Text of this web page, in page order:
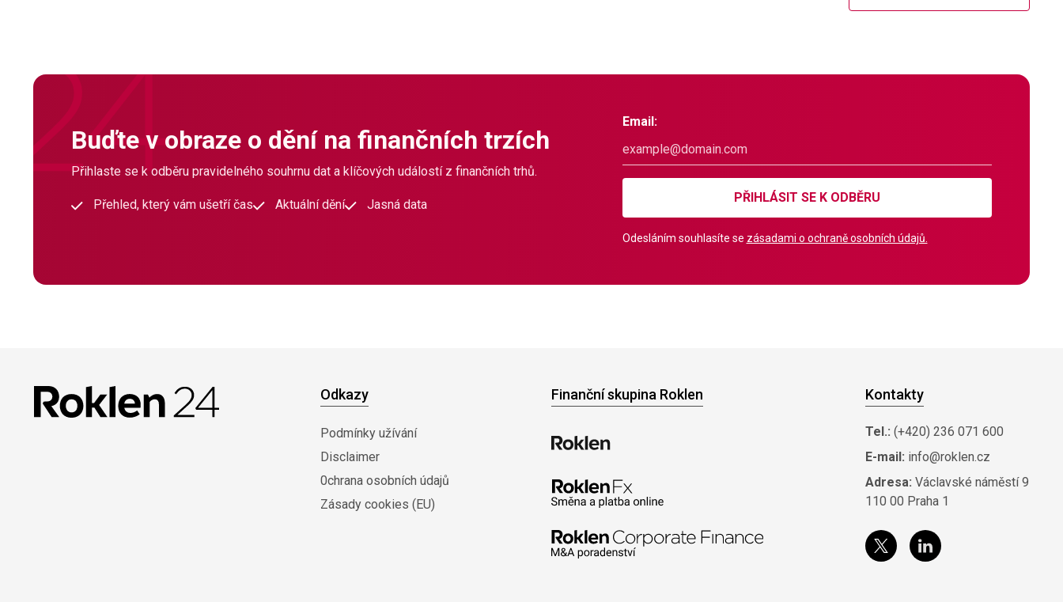
Buďte v obraze o dění na finančních trzích
Přihlaste se k odběru pravidelného souhrnu dat a klíčových událostí z finančních trhů.
Přehled, který vám ušetří čas Aktuální dění Jasná data
Email:
PŘIHLÁSIT SE K ODBĚRU
Odesláním souhlasíte se zásadami o ochraně osobních údajů.
Odkazy
Podmínky užívání
Disclaimer
0chrana osobních údajů
Zásady cookies (EU)
Finanční skupina Roklen Kontakty
Tel.: (+420) 236 071 600
E-mail: info@roklen.cz
Adresa: Václavské náměstí 9
110 00 Praha 1